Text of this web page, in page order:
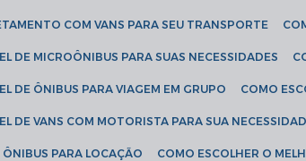
COM VANS PARA SEU TRANSPORTE
DE MICROÔNIBUS PARA SUAS NECESSIDADES
DE ÔNIBUS PARA VIAGEM EM GRUPO COMO
DE VANS COM MOTORISTA PARA SUA
ÔNIBUS PARA LOCAÇÃO COMO ESCOLHER O